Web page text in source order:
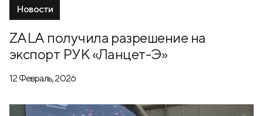
Новости
ZALA получила разрешение на
экспорт РУК «Ланцет-Э»
12 Февраль, 2026